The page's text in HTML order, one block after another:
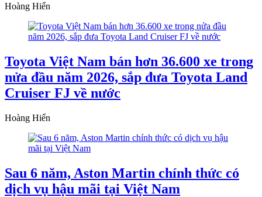
Hoàng Hiển
Toyota Việt Nam bán hơn 36.600 xe trong
nửa đầu năm 2026, sắp đưa Toyota Land
Cruiser FJ về nước
Hoàng Hiển
Sau 6 năm, Aston Martin chính thức có
dịch vụ hậu mãi tại Việt Nam